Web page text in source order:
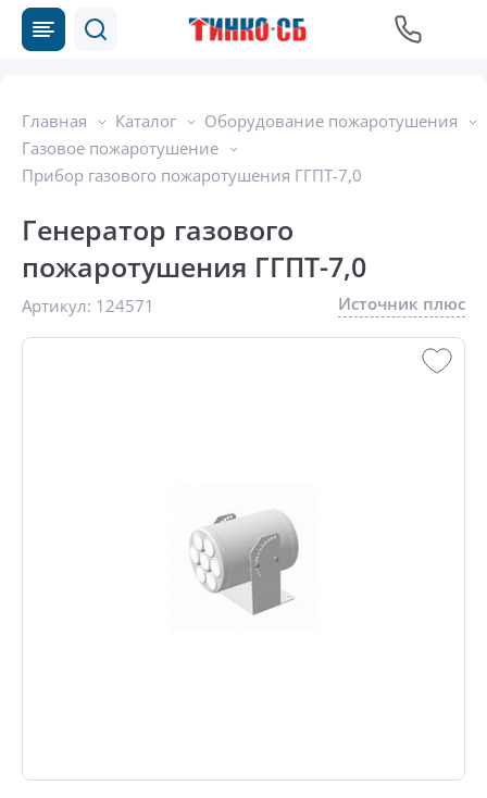
Главная Каталог
Оборудование пожаротушения
Газовое пожаротушение
Прибор газового пожаротушения ГГПТ-7,0
Генератор газового
пожаротушения ГГПТ-7,0
Артикул: 124571 Источник плюс